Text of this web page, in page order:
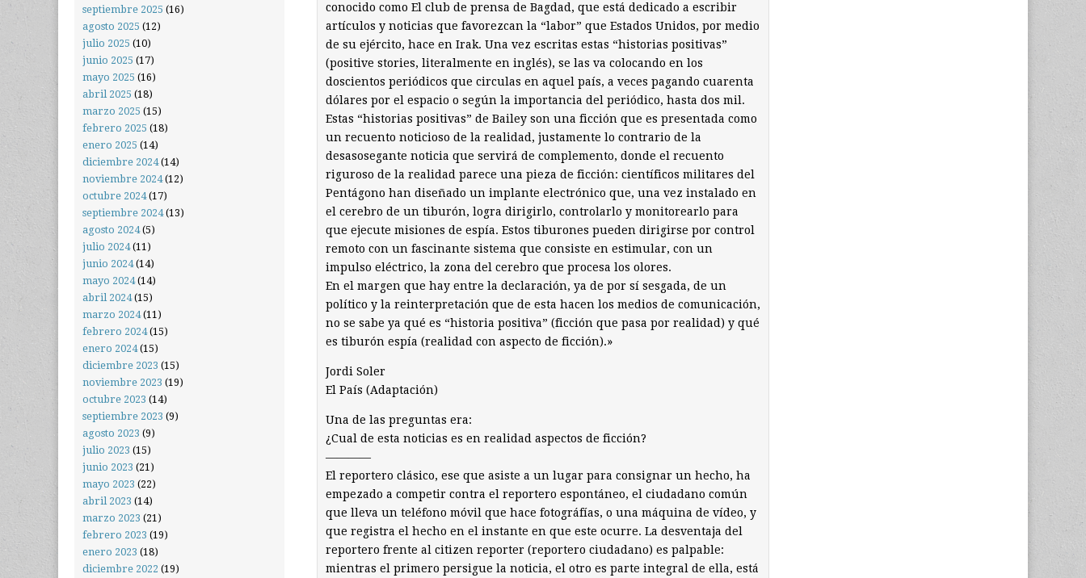
conocido como El club de prensa de Bagdad, que está dedicado a escribir
artículos y noticias que favorezcan la “labor” que Estados Unidos, por medio
de su ejército, hace en Irak. Una vez escritas estas “historias positivas”
(positive stories, literalmente en inglés), se las va colocando en los
doscientos periódicos que circulas en aquel país, a veces pagando cuarenta
dólares por el espacio o según la importancia del periódico, hasta dos mil.
Estas “historias positivas” de Bailey son una ficción que es presentada como
un recuento noticioso de la realidad, justamente lo contrario de la
desasosegante noticia que servirá de complemento, donde el recuento
riguroso de la realidad parece una pieza de ficción: científicos militares del
Pentágono han diseñado un implante electrónico que, una vez instalado en
el cerebro de un tiburón, logra dirigirlo, controlarlo y monitorearlo para
que ejecute misiones de espía. Estos tiburones pueden dirigirse por control
remoto con un fascinante sistema que consiste en estimular, con un
impulso eléctrico, la zona del cerebro que procesa los olores.
En el margen que hay entre la declaración, ya de por sí sesgada, de un
político y la reinterpretación que de esta hacen los medios de comunicación,
no se sabe ya qué es “historia positiva” (ficción que pasa por realidad) y qué
es tiburón espía (realidad con aspecto de ficción).»
Jordi Soler
El País (Adaptación)
Una de las preguntas era:
¿Cual de esta noticias es en realidad aspectos de ficción?
————
El reportero clásico, ese que asiste a un lugar para consignar un hecho, ha
empezado a competir contra el reportero espontáneo, el ciudadano común
que lleva un teléfono móvil que hace fotográfías, o una máquina de vídeo, y
que registra el hecho en el instante en que este ocurre. La desventaja del
reportero frente al citizen reporter (reportero ciudadano) es palpable:
mientras el primero persigue la noticia, el otro es parte integral de ella, está
septiembre 2025 (16)
agosto 2025 (12)
julio 2025 (10)
junio 2025 (17)
mayo 2025 (16)
abril 2025 (18)
marzo 2025 (15)
febrero 2025 (18)
enero 2025 (14)
diciembre 2024(14)
noviembre 2024(12)
octubre 2024(17)
septiembre 2024(13)
agosto 2024(5)
julio 2024(11)
junio 2024(14)
mayo 2024(14)
abril 2024(15)
marzo 2024(11)
febrero 2024(15)
enero 2024(15)
diciembre 2023 (15)
noviembre 2023 (19)
octubre 2023 (14)
septiembre 2023 (9)
agosto 2023 (9)
julio 2023 (15)
junio 2023 (21)
mayo 2023 (22)
abril 2023 (14)
marzo 2023 (21)
febrero 2023 (19)
enero 2023 (18)
diciembre 2022 (19)